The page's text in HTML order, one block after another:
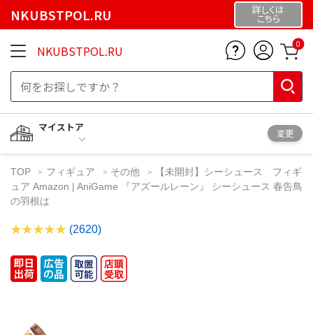
NKUBSTPOL.RU 詳しくは
こちら
NKUBSTPOL.RU 0
マイストア
変更
TOP フィギュア その他
【未開封】シーシュース フィギ
ュア Amazon | AniGame 『アズールレーン』 シーシュース 春告鳥
の羽根は
(2620)